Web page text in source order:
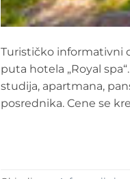
Turističko informativni
puta hotela „Royal
studija, apartmana,
posrednika. Cene se